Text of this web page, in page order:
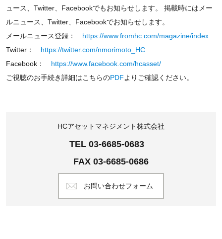
ュース、Twitter、Facebookでもお知らせします。 掲載時にはメー
ルニュース、Twitter、Facebookでお知らせします。
メールニュース登録： https://www.fromhc.com/magazine/index
Twitter： https://twitter.com/nmorimoto_HC
Facebook： https://www.facebook.com/hcasset/
ご視聴のお手続き詳細はこちらのPDFよりご確認ください。
HCアセットマネジメント株式会社
TEL 03-6685-0683
FAX 03-6685-0686
お問い合わせフォーム